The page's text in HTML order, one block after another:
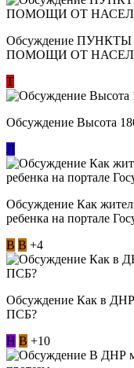
Обсуждение
ПОМОЩИ ОТ
Т
Обсуждение Высота
Л
Обсуждение Как
ребенка на портале
В В +4
Обсуждение Как в
ПСБ?
Н В +10